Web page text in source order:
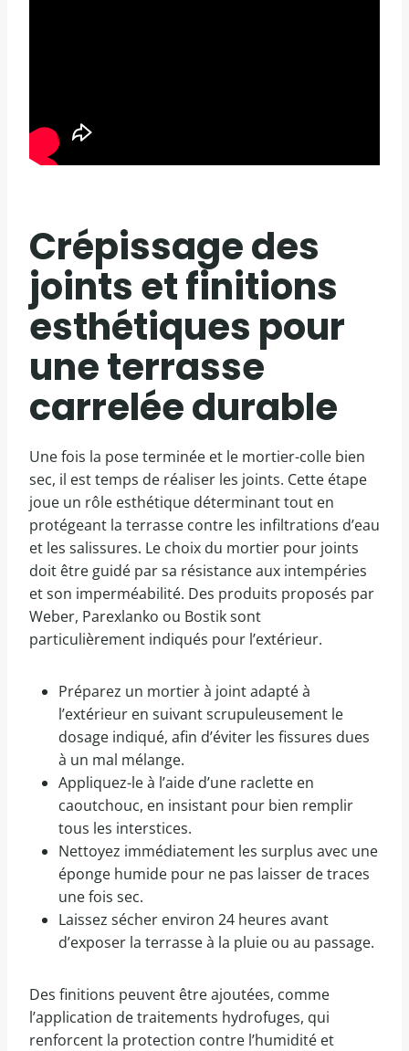
Crépissage des
joints et finitions
esthétiques pour
une terrasse
carrelée durable
Une fois la pose terminée et le mortier-colle bien
sec, il est temps de réaliser les joints. Cette étape
joue un rôle esthétique déterminant tout en
protégeant la terrasse contre les infiltrations d’eau
et les salissures. Le choix du mortier pour joints
doit être guidé par sa résistance aux intempéries
et son imperméabilité. Des produits proposés par
Weber, Parexlanko ou Bostik sont
particulièrement indiqués pour l’extérieur.
Préparez un mortier à joint adapté à
l’extérieur en suivant scrupuleusement le
dosage indiqué, afin d’éviter les fissures dues
à un mal mélange.
Appliquez-le à l’aide d’une raclette en
caoutchouc, en insistant pour bien remplir
tous les interstices.
Nettoyez immédiatement les surplus avec une
éponge humide pour ne pas laisser de traces
une fois sec.
Laissez sécher environ 24 heures avant
d’exposer la terrasse à la pluie ou au passage.
Des finitions peuvent être ajoutées, comme
l’application de traitements hydrofuges, qui
renforcent la protection contre l’humidité et